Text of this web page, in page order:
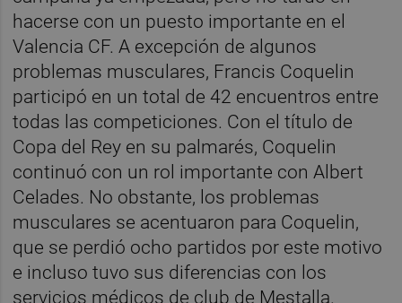
hacerse con un puesto importante en el
Valencia CF. A excepción de algunos
problemas musculares, Francis Coquelin
participó en un total de 42 encuentros entre
todas las competiciones. Con el título de
Copa del Rey en su palmarés, Coquelin
continuó con un rol importante con Albert
Celades. No obstante, los problemas
musculares se acentuaron para Coquelin,
que se perdió ocho partidos por este motivo
e incluso tuvo sus diferencias con los
servicios médicos de club de Mestalla.